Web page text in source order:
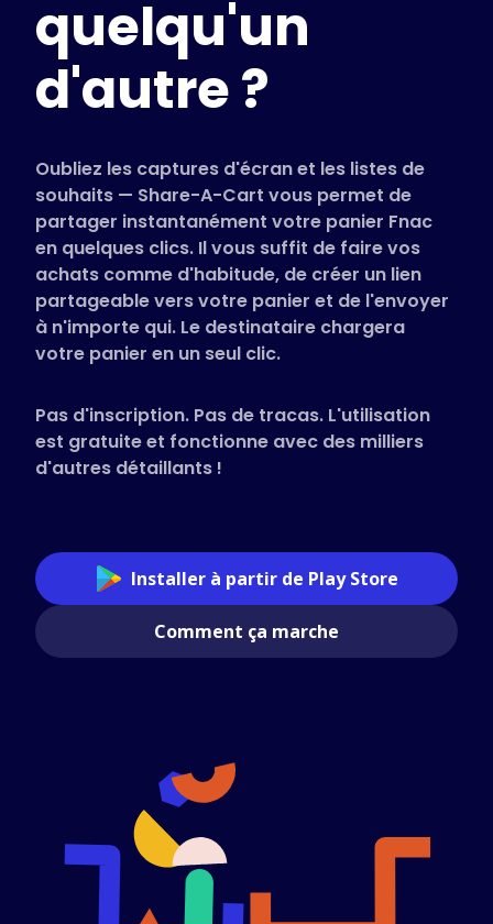
Magasins pris en charge
FAQ
Guides d'utilisation
Français (French)
quelqu'un
d'autre ?
Oubliez les captures d'écran et les listes de
souhaits — Share-A-Cart vous permet de
partager instantanément votre panier Fnac
en quelques clics. Il vous suffit de faire vos
achats comme d'habitude, de créer un lien
partageable vers votre panier et de l'envoyer
à n'importe qui. Le destinataire chargera
votre panier en un seul clic.
Pas d'inscription. Pas de tracas. L'utilisation
est gratuite et fonctionne avec des milliers
d'autres détaillants !
Installer à partir de Play Store
Comment ça marche